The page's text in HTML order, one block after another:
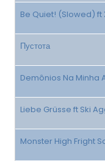
Be Quiet! (Slowed) ft
Пустота
Demônios Na Minha
Liebe Grüsse ft Ski
Monster High Fright